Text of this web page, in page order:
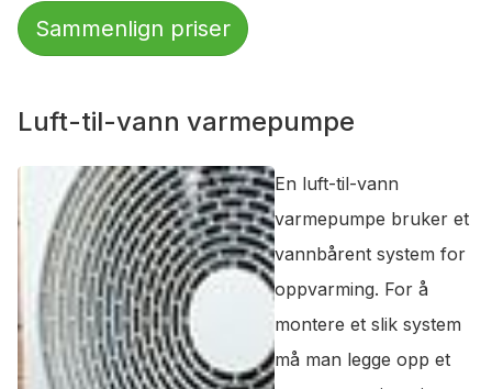
Sammenlign priser
Luft-til-vann varmepumpe
En luft-til-vann
varmepumpe bruker et
vannbårent system for
oppvarming. For å
montere et slik system
må man legge opp et